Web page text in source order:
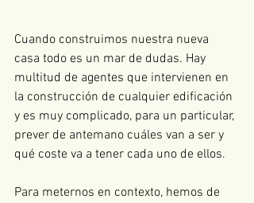
Cuando construimos nuestra nueva
casa todo es un mar de dudas. Hay
multitud de agentes que intervienen en
la construcción de cualquier edificación
y es muy complicado, para un particular,
prever de antemano cuáles van a ser y
qué coste va a tener cada uno de ellos.
Para meternos en contexto, hemos de